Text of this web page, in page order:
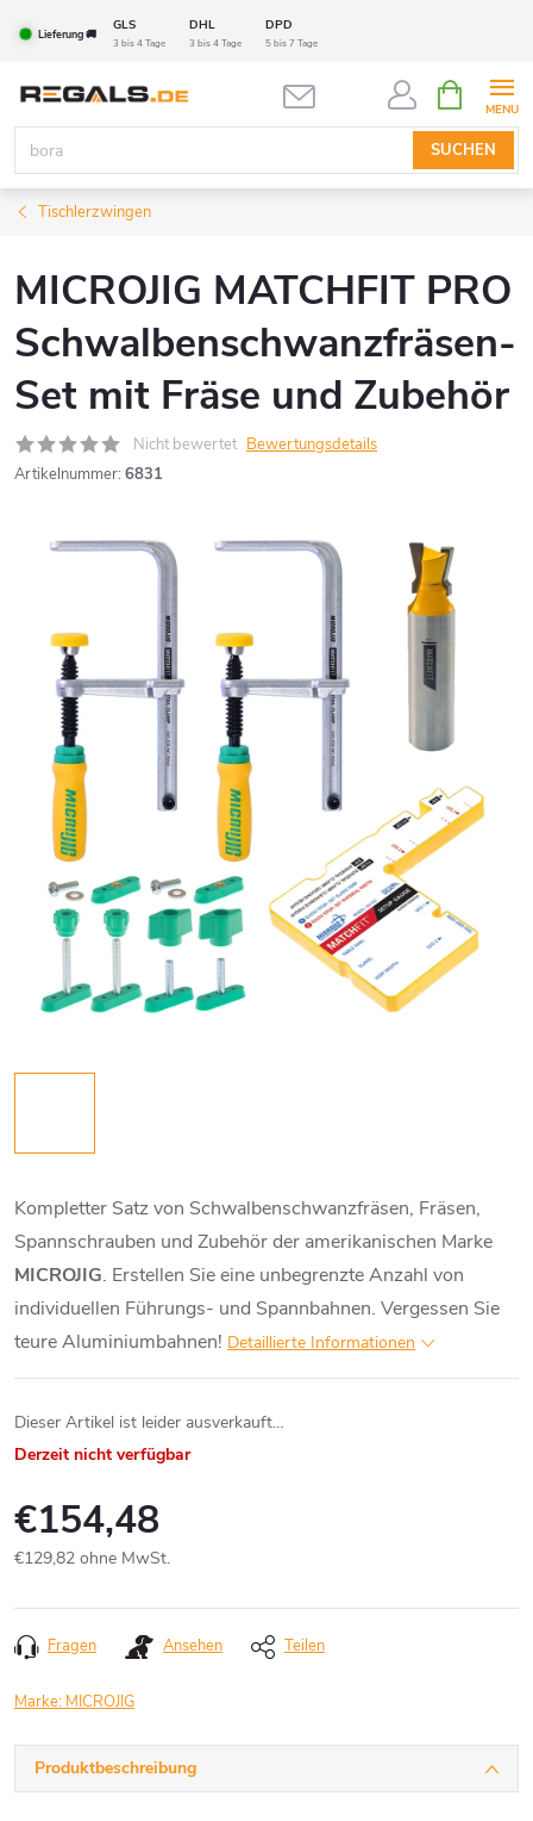
InhaltLieferung 🚚
GLS DHL DPD
3 bis 4 Tage 3 bis 4 Tage 5 bis 7 Tage
SUCHEN
Tischlerzwingen
MICROJIG MATCHFIT PRO
Schwalbenschwanzfräsen-
Set mit Fräse und Zubehör
Nicht bewertet Bewertungsdetails
Artikelnummer: 6831
Kompletter Satz von Schwalbenschwanzfräsen, Fräsen,
Spannschrauben und Zubehör der amerikanischen Marke
MICROJIG. Erstellen Sie eine unbegrenzte Anzahl von
individuellen Führungs- und Spannbahnen. Vergessen Sie
teure Aluminiumbahnen! Detaillierte Informationen
Dieser Artikel ist leider ausverkauft…
Derzeit nicht verfügbar
€154,48
€129,82 ohne MwSt.
Fragen Ansehen Teilen
Marke: MICROJIG
Produktbeschreibung